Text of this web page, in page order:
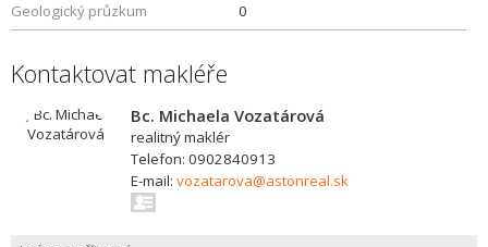
Geologický průzkum
0
Kontaktovat makléře
Bc. Michaela Vozatárová
realitný maklér
Telefon: 0902840913
E-mail: vozatarova@astonreal.sk